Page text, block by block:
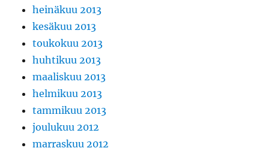
heinäkuu 2013
kesäkuu 2013
toukokuu 2013
huhtikuu 2013
maaliskuu 2013
helmikuu 2013
tammikuu 2013
joulukuu 2012
marraskuu 2012